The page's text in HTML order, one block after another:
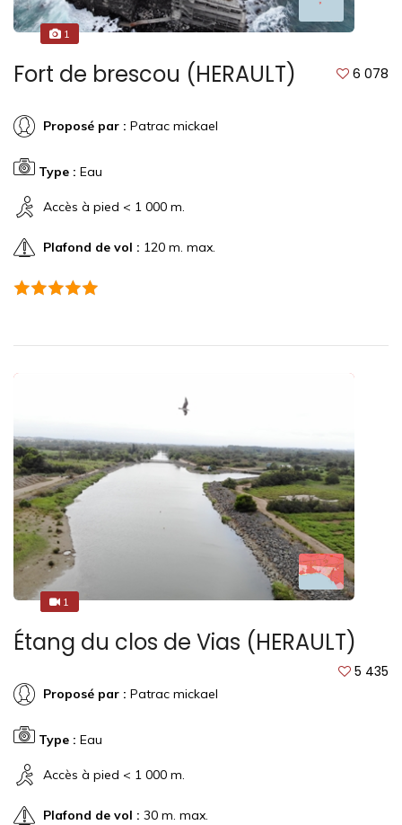
1
Fort de brescou (HERAULT) 6 078
Proposé par : Patrac mickael
Type : Eau
Accès à pied < 1 000 m.
Plafond de vol : 120 m. max.
1
1
Étang du clos de Vias (HERAULT)
5 435
Proposé par : Patrac mickael
Type : Eau
Accès à pied < 1 000 m.
Plafond de vol : 30 m. max.